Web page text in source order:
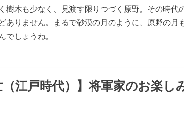
樹木も少なく、見渡す限りつづく原野。その時代
ありません。まるで砂漠の月のように、原野の月
でしょうね。
江戸時代）】将軍家のお楽し